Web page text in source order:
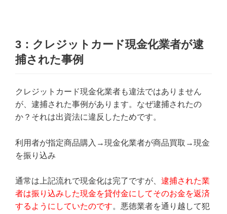
3：クレジットカード現金化業者が逮
捕された事例
クレジットカード現金化業者も違法ではありません
が、逮捕された事例があります。なぜ逮捕されたの
か？それは出資法に違反したためです。
利用者が指定商品購入→現金化業者が商品買取→現金
を振り込み
通常は上記流れで現金化は完了ですが、 逮捕された業
者は振り込みした現金を貸付金にしてそのお金を返済
するようにしていたのです。悪徳業者を通り越して犯